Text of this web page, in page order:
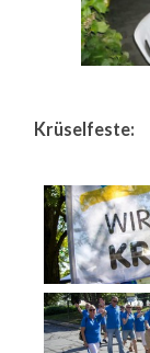
Krüselfeste: